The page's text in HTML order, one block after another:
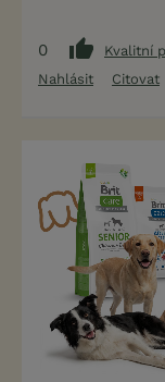
0
Kvalitní
Nahlásit
Citovat